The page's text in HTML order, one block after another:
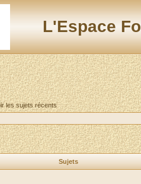
L'Espace
les sujets récents
Sujets